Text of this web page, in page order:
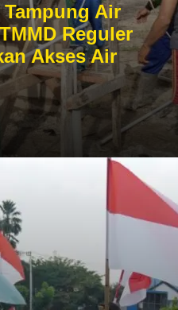
Air
Reguler
Akses Air